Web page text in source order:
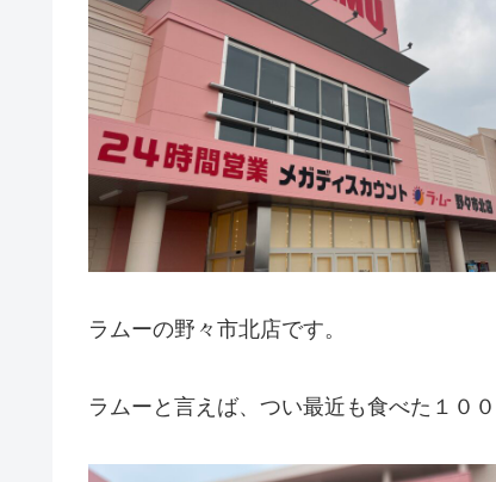
ラムーの野々市北店です。
ラムーと言えば、つい最近も食べた１０